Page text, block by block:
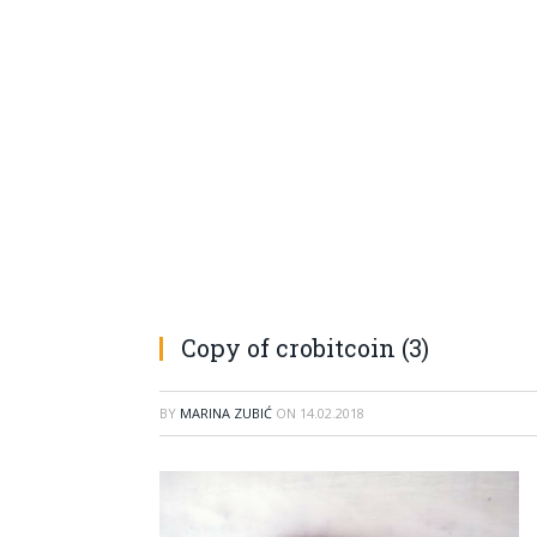
Copy of crobitcoin (3)
BY MARINA ZUBIĆ ON 14.02.2018